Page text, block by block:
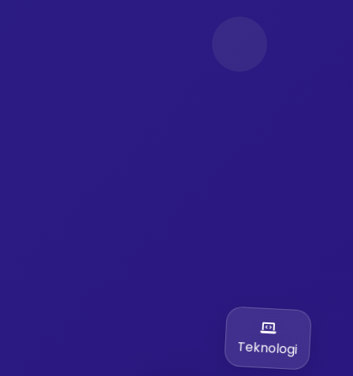
Teknologi